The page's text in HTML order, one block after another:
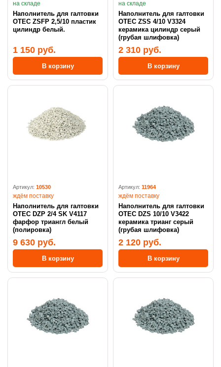
на складе
Наполнитель для галтовки
OTEC ZSFP 2,5/10 пластик
цилиндр белый.
1 150 руб.
В корзину
на складе
Наполнитель для галтовки
OTEC ZSS 4/10 V3324
керамика цилиндр серый
(грубая шлифовка)
2 310 руб.
В корзину
Артикул: 10530
ждём поставку
Наполнитель для галтовки
OTEC DZP 2/4 SK V4117
фарфор триангл белый
(полировка)
9 630 руб.
В корзину
Артикул: 11964
ждём поставку
Наполнитель для галтовки
OTEC DZS 10/10 V3422
керамика трианг серый
(грубая шлифовка)
2 120 руб.
В корзину